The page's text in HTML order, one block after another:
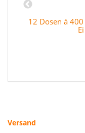
12 Dosen á
Versand